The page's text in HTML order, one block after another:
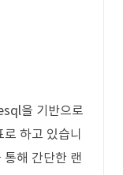
을 기반으로
하고 있습니
통해 간단한 랜